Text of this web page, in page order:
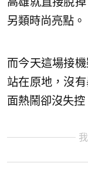
另類時尚亮點。
而今天這場接
站在原地，沒
面熱鬧卻沒失控